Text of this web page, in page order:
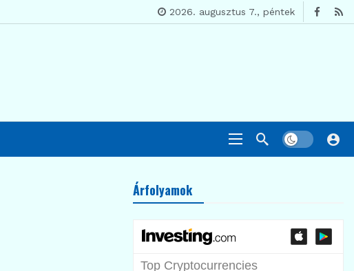
2026. augusztus 7., péntek
Árfolyamok